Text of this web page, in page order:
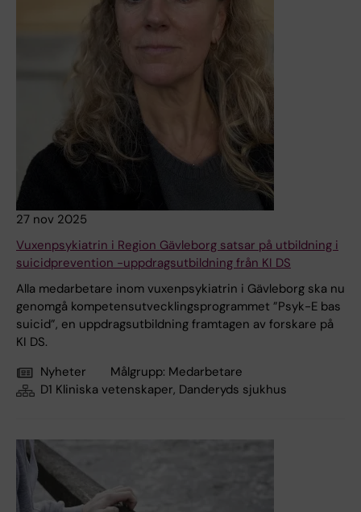
27 nov 2025
Vuxenpsykiatrin i Region Gävleborg satsar på utbildning i
suicidprevention -uppdragsutbildning från KI DS
Alla medarbetare inom vuxenpsykiatrin i Gävleborg ska nu
genomgå kompetensutvecklingsprogrammet ”Psyk-E bas
suicid”, en uppdragsutbildning framtagen av forskare på
KI DS.
Nyheter
Målgrupp: Medarbetare
D1 Kliniska vetenskaper, Danderyds sjukhus